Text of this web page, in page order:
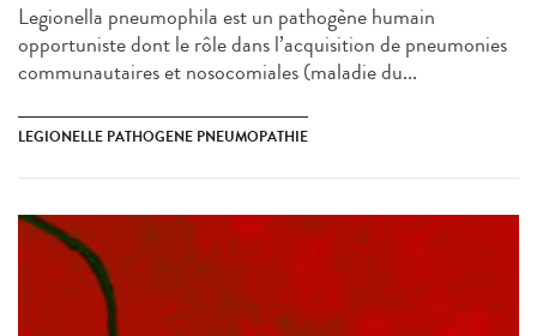
Legionella pneumophila est un pathogène humain
opportuniste dont le rôle dans l’acquisition de pneumonies
communautaires et nosocomiales (maladie du...
LEGIONELLE PATHOGENE PNEUMOPATHIE